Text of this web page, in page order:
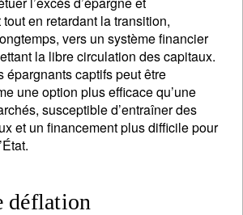
en retardant la transition,
vers un système financier
la libre circulation des capitaux.
épargnants captifs peut être
une option plus efficace qu’une
susceptible d’entraîner des
et un financement plus difficile pour
déflation